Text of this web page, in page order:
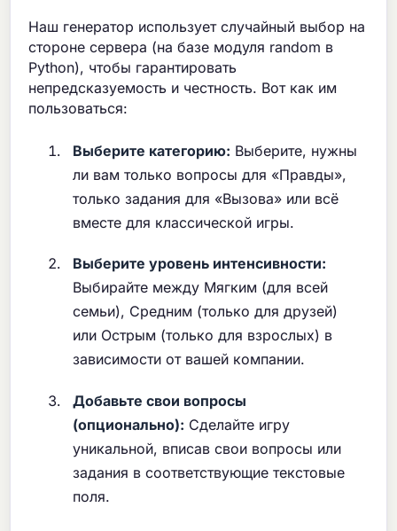
Наш генератор использует случайный выбор на
стороне сервера (на базе модуля random в
Python), чтобы гарантировать
непредсказуемость и честность. Вот как им
пользоваться:
Выберите категорию: Выберите, нужны
ли вам только вопросы для «Правды»,
только задания для «Вызова» или всё
вместе для классической игры.
Выберите уровень интенсивности:
Выбирайте между Мягким (для всей
семьи), Средним (только для друзей)
или Острым (только для взрослых) в
зависимости от вашей компании.
Добавьте свои вопросы
(опционально): Сделайте игру
уникальной, вписав свои вопросы или
задания в соответствующие текстовые
поля.